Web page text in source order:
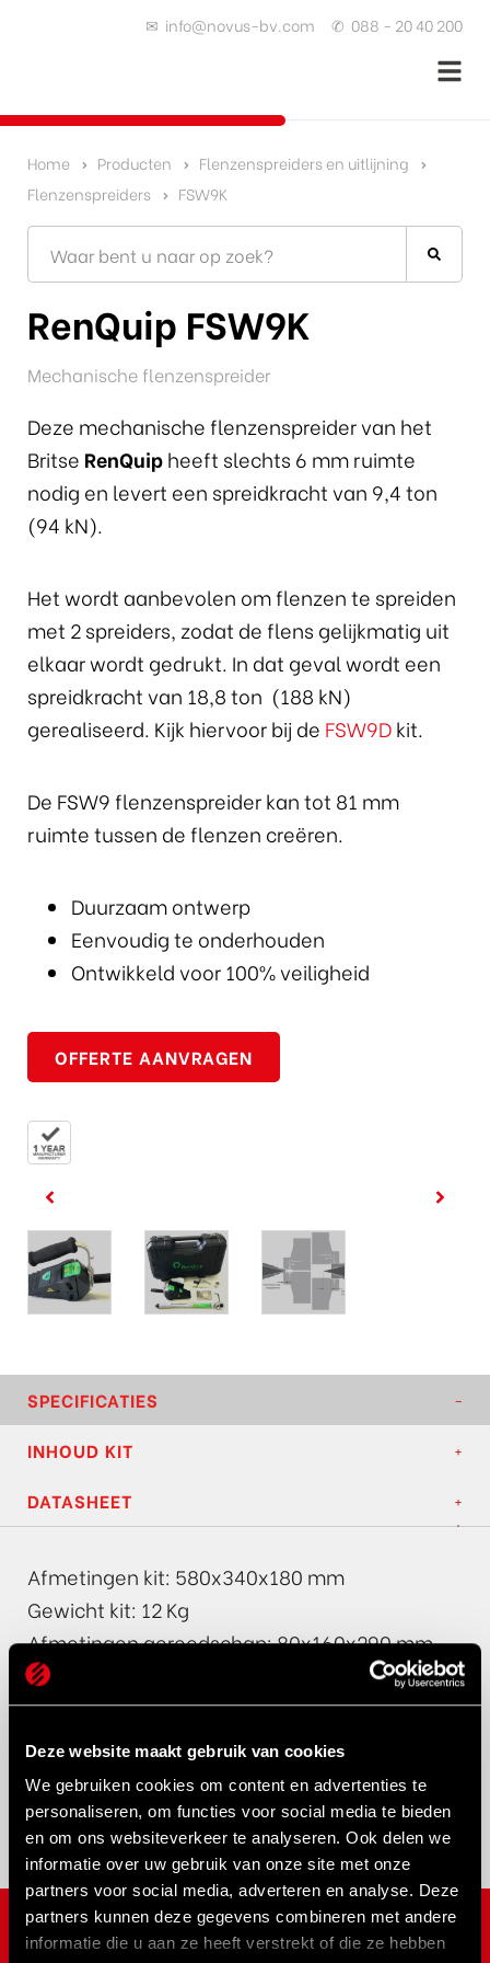
Deze website maakt gebruik van cookies
We gebruiken cookies om content en advertenties te
personaliseren, om functies voor social media te bieden
en om ons websiteverkeer te analyseren. Ook delen we
informatie over uw gebruik van onze site met onze
partners voor social media, adverteren en analyse. Deze
partners kunnen deze gegevens combineren met andere
informatie die u aan ze heeft verstrekt of die ze hebben
✉ info@novus-bv.com ✆ 088 - 20 40 200
Home Producten
Flenzenspreiders en uitlijning
Flenzenspreiders
FSW9K
RenQuip FSW9K
Mechanische flenzenspreider
Deze mechanische flenzenspreider van het
Britse RenQuipheeft slechts 6 mm ruimte
nodig en levert een spreidkracht van 9,4 ton
(94 kN).
Het wordt aanbevolen om flenzen te spreiden
met 2 spreiders, zodat de flens gelijkmatig uit
elkaar wordt gedrukt. In dat geval wordt een
spreidkracht van 18,8 ton (188 kN)
gerealiseerd. Kijk hiervoor bij de FSW9Dkit.
De FSW9 flenzenspreider kan tot 81 mm
ruimte tussen de flenzen creëren.
Duurzaam ontwerp
Eenvoudig te onderhouden
Ontwikkeld voor 100% veiligheid
OFFERTE AANVRAGEN
SPECIFICATIES
INHOUD KIT
DATASHEET
Afmetingen kit: 580x340x180 mm
Gewicht kit: 12 Kg
Afmetingen gereedschap: 80x160x290 mm
Gewicht gereedschap: 5,5 Kg
Max. spreidkracht: 9,4 ton (94 KN)
Max. aan te brengen aanhaalmoment: 200
Nm
Artikel code: FSW9K